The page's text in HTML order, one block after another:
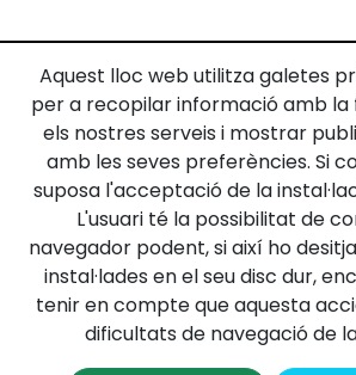
Aquest lloc web utilitza galetes
per a recopilar informació amb
els nostres serveis i mostrar
amb les seves preferències. Si
suposa l'acceptació de la
L'usuari té la possibilitat de
navegador podent, si així ho
instal·lades en el seu disc dur,
tenir en compte que aquesta
dificultats de navegació de